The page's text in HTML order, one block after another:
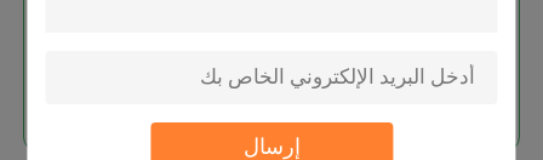
إرسال
استمر